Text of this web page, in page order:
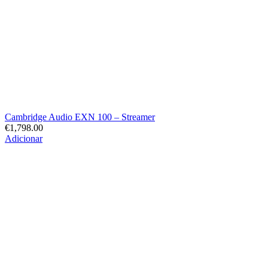
Cambridge Audio EXN 100 – Streamer
€1,798.00
Adicionar